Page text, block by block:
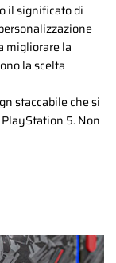
il significato di
migliorare la
la scelta
staccabile che si
5. Non